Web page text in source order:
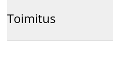
Toimitus